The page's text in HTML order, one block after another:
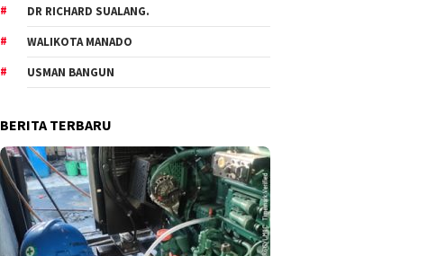
DR RICHARD SUALANG.
WALIKOTA MANADO
USMAN BANGUN
BERITA TERBARU